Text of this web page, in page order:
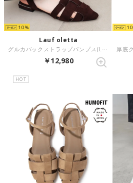
10
Lauf oletta
グルカバックストラップパンプス(LH123) （D.BROWN-S）
￥12,980
HOT
10